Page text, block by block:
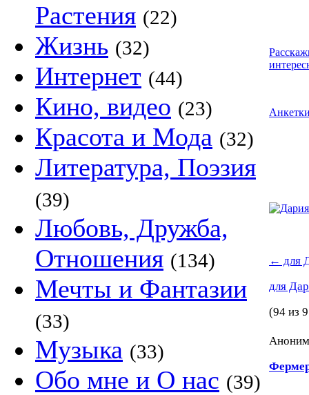
Растения (22)
Жизнь (32)
Интернет (44)
Кино, видео (23)
Красота и Мода (32)
Литература, Поэзия
(39)
Любовь, Дружба,
Отношения (134)
Мечты и Фантазии
(33)
Музыка (33)
Обо мне и О нас (39)
← для
для
(94 из